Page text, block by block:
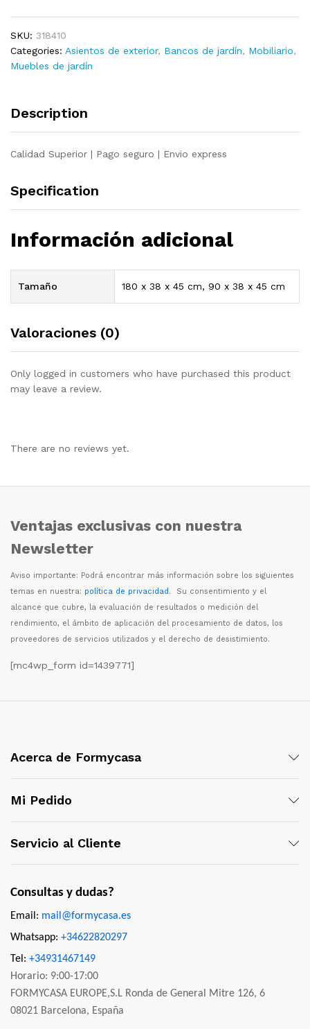
pino
impregnada
90
SKU: 318410
Categories: Asientos de exterior, Bancos de jardín, Mobiliario,
Muebles de jardín
Description
Calidad Superior | Pago seguro | Envio express
Specification
Información adicional
Tamaño 180 x 38 x 45 cm, 90 x 38 x 45 cm
Valoraciones (0)
Only logged in customers who have purchased this product
may leave a review.
There are no reviews yet.
Ventajas exclusivas con nuestra
Newsletter
Aviso importante: Podrá encontrar más información sobre los siguientes
temas en nuestra: política de privacidad. Su consentimiento y el
alcance que cubre, la evaluación de resultados o medición del
rendimiento, el ámbito de aplicación del procesamiento de datos, los
proveedores de servicios utilizados y el derecho de desistimiento.
[mc4wp_form id=1439771]
Acerca de Formycasa
Mi Pedido
Servicio al Cliente
Consultas y dudas?
Email: mail@formycasa.es
Whatsapp: +34622820297
Tel: +34931467149
Horario: 9:00-17:00
FORMYCASA EUROPE,S.L Ronda de General Mitre 126, 6
08021 Barcelona, España